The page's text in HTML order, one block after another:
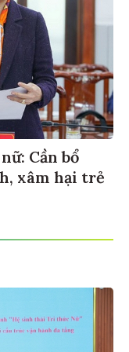
Cần bổ
xâm hại trẻ